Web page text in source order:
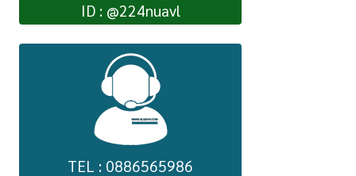
ID : @224nuavl
TEL : 0886565986